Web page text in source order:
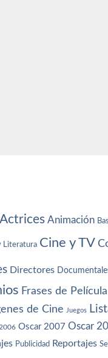
Animación
Literatura Cine y TV
Directores
Frases de Película
de Cine Juegos
Oscar 2007 Oscar
Publicidad Reportajes